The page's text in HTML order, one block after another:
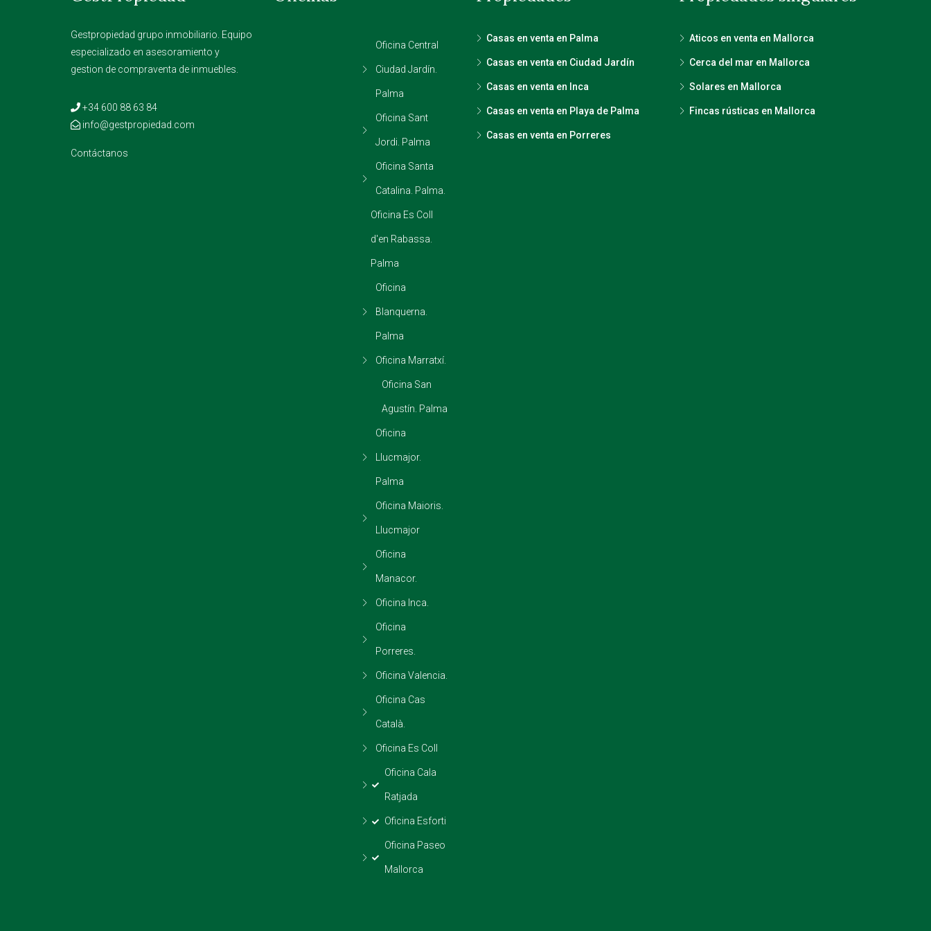
Gestpropiedad grupo inmobiliario. Equipo
especializado en asesoramiento y
gestion de compraventa de inmuebles.
+34 600 88 63 84
info@gestpropiedad.com
Contáctanos
Oficina Central
Ciudad Jardín.
Palma
Oficina Sant
Jordi. Palma
Oficina Santa
Catalina. Palma.
Oficina Es Coll
d'en Rabassa.
Palma
Oficina
Blanquerna.
Palma
Oficina Marratxí.
Oficina San
Agustín. Palma
Oficina
Llucmajor.
Palma
Oficina Maioris.
Llucmajor
Oficina
Manacor.
Oficina Inca.
Oficina
Porreres.
Oficina Valencia.
Oficina Cas
Català.
Oficina Es Coll
Oficina Cala
Ratjada
Oficina Esforti
Oficina Paseo
Mallorca
Casas en venta en Palma
Casas en venta en Ciudad Jardín
Casas en venta en Inca
Casas en venta en Playa de Palma
Casas en venta en Porreres
Aticos en venta en Mallorca
Cerca del mar en Mallorca
Solares en Mallorca
Fincas rústicas en Mallorca